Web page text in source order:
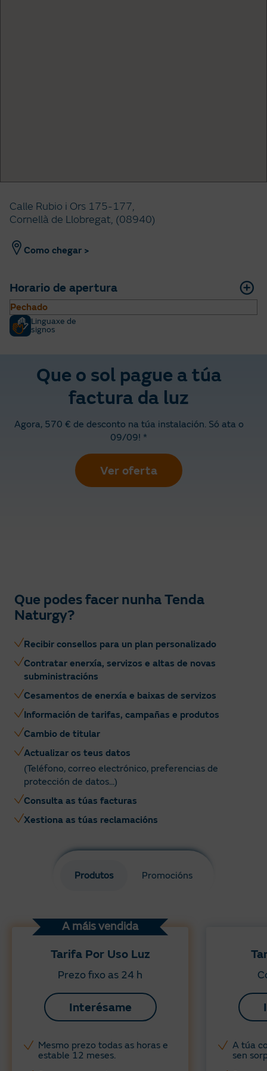
Calle Rubio i Ors 175-177,
Cornellà de Llobregat, (08940)
Como chegar >
Horario de apertura
Pechado
Linguaxe de
signos
Que o sol pague a túa
factura da luz
Agora, 570 € de desconto na túa instalación. Só ata o
09/09! *
Ver oferta
Que podes facer nunha Tenda
Naturgy?
Recibir consellos para un plan personalizado
Contratar enerxía, servizos e altas de novas
subministracións
Cesamentos de enerxía e baixas de servizos
Información de tarifas, campañas e produtos
Cambio de titular
Actualizar os teus datos
(Teléfono, correo electrónico, preferencias de
protección de datos...)
Consulta as túas facturas
Xestiona as túas reclamacións
Produtos Promocións
A máis vendida
Tarifa Por Uso Luz
Prezo fixo as 24 h
Interésame
Mesmo prezo todas as horas e
estable 12 meses.
A túa
sen